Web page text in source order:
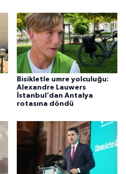
Bisikletle umre yolculuğu:
Alexandre Lauwers
İstanbul’dan Antalya
rotasına döndü